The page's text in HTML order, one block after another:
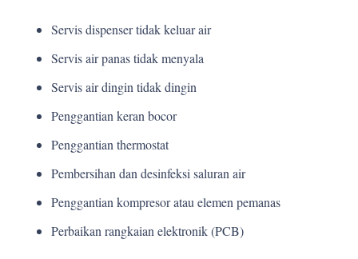
Servis dispenser tidak keluar air
Servis air panas tidak menyala
Servis air dingin tidak dingin
Penggantian keran bocor
Penggantian thermostat
Pembersihan dan desinfeksi saluran air
Penggantian kompresor atau elemen pemanas
Perbaikan rangkaian elektronik (PCB)